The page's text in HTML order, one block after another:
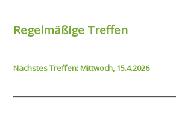
Regelmäßige Treffen
Nächstes Treffen: Mittwoch, 15.4.2026